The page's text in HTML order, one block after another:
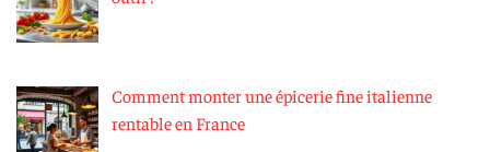
Comment monter une épicerie fine italienne
rentable en France